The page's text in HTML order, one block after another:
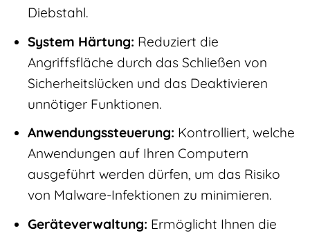
Diebstahl.
System Härtung: Reduziert die
Angriffsfläche durch das Schließen von
Sicherheitslücken und das Deaktivieren
unnötiger Funktionen.
Anwendungssteuerung: Kontrolliert, welche
Anwendungen auf Ihren Computern
ausgeführt werden dürfen, um das Risiko
von Malware-Infektionen zu minimieren.
Geräteverwaltung: Ermöglicht Ihnen die